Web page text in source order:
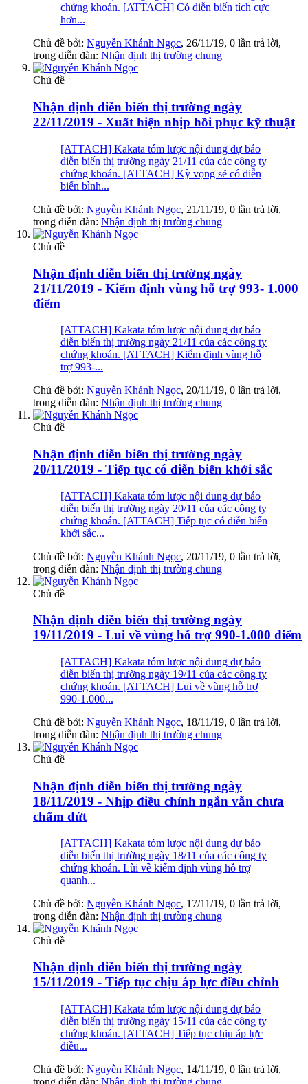
chứng khoán. [ATTACH] Có diễn biến tích cực
hơn...
Chủ đề bởi: Nguyễn Khánh Ngọc, 26/11/19, 0 lần trả lời,
trong diễn đàn: Nhận định thị trường chung
Chủ đề
Nhận định diễn biến thị trường ngày
22/11/2019 - Xuất hiện nhịp hồi phục kỹ thuật
[ATTACH] Kakata tóm lược nội dung dự báo
diễn biến thị trường ngày 21/11 của các công ty
chứng khoán. [ATTACH] Kỳ vọng sẽ có diễn
biến bình...
Chủ đề bởi: Nguyễn Khánh Ngọc, 21/11/19, 0 lần trả lời,
trong diễn đàn: Nhận định thị trường chung
Chủ đề
Nhận định diễn biến thị trường ngày
21/11/2019 - Kiểm định vùng hỗ trợ 993- 1.000
điểm
[ATTACH] Kakata tóm lược nội dung dự báo
diễn biến thị trường ngày 21/11 của các công ty
chứng khoán. [ATTACH] Kiểm định vùng hỗ
trợ 993-...
Chủ đề bởi: Nguyễn Khánh Ngọc, 20/11/19, 0 lần trả lời,
trong diễn đàn: Nhận định thị trường chung
Chủ đề
Nhận định diễn biến thị trường ngày
20/11/2019 - Tiếp tục có diễn biến khởi sắc
[ATTACH] Kakata tóm lược nội dung dự báo
diễn biến thị trường ngày 20/11 của các công ty
chứng khoán. [ATTACH] Tiếp tục có diễn biến
khởi sắc...
Chủ đề bởi: Nguyễn Khánh Ngọc, 20/11/19, 0 lần trả lời,
trong diễn đàn: Nhận định thị trường chung
Chủ đề
Nhận định diễn biến thị trường ngày
19/11/2019 - Lui về vùng hỗ trợ 990-1.000 điểm
[ATTACH] Kakata tóm lược nội dung dự báo
diễn biến thị trường ngày 19/11 của các công ty
chứng khoán. [ATTACH] Lui về vùng hỗ trợ
990-1.000...
Chủ đề bởi: Nguyễn Khánh Ngọc, 18/11/19, 0 lần trả lời,
trong diễn đàn: Nhận định thị trường chung
Chủ đề
Nhận định diễn biến thị trường ngày
18/11/2019 - Nhịp điều chỉnh ngắn vẫn chưa
chấm dứt
[ATTACH] Kakata tóm lược nội dung dự báo
diễn biến thị trường ngày 18/11 của các công ty
chứng khoán. Lùi về kiểm định vùng hỗ trợ
quanh...
Chủ đề bởi: Nguyễn Khánh Ngọc, 17/11/19, 0 lần trả lời,
trong diễn đàn: Nhận định thị trường chung
Chủ đề
Nhận định diễn biến thị trường ngày
15/11/2019 - Tiếp tục chịu áp lực điều chỉnh
[ATTACH] Kakata tóm lược nội dung dự báo
diễn biến thị trường ngày 15/11 của các công ty
chứng khoán. [ATTACH] Tiếp tục chịu áp lực
điều...
Chủ đề bởi: Nguyễn Khánh Ngọc, 14/11/19, 0 lần trả lời,
trong diễn đàn: Nhận định thị trường chung